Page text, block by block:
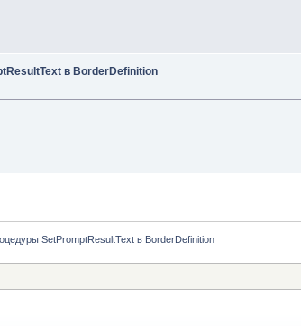
в BorderDefinition
SetPromptResultText в BorderDefinition